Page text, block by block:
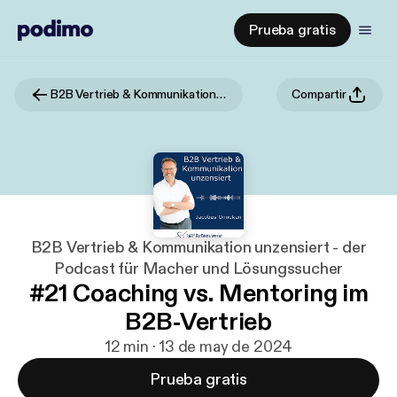
Prueba gratis
B2B Vertrieb & Kommunikation unzensiert - der Podcast für Macher und Lösungssucher Compartir
B2B Vertrieb & Kommunikation unzensiert - der
Podcast für Macher und Lösungssucher
#21 Coaching vs. Mentoring im
B2B-Vertrieb
12 min · 13 de may de 2024
Prueba gratis